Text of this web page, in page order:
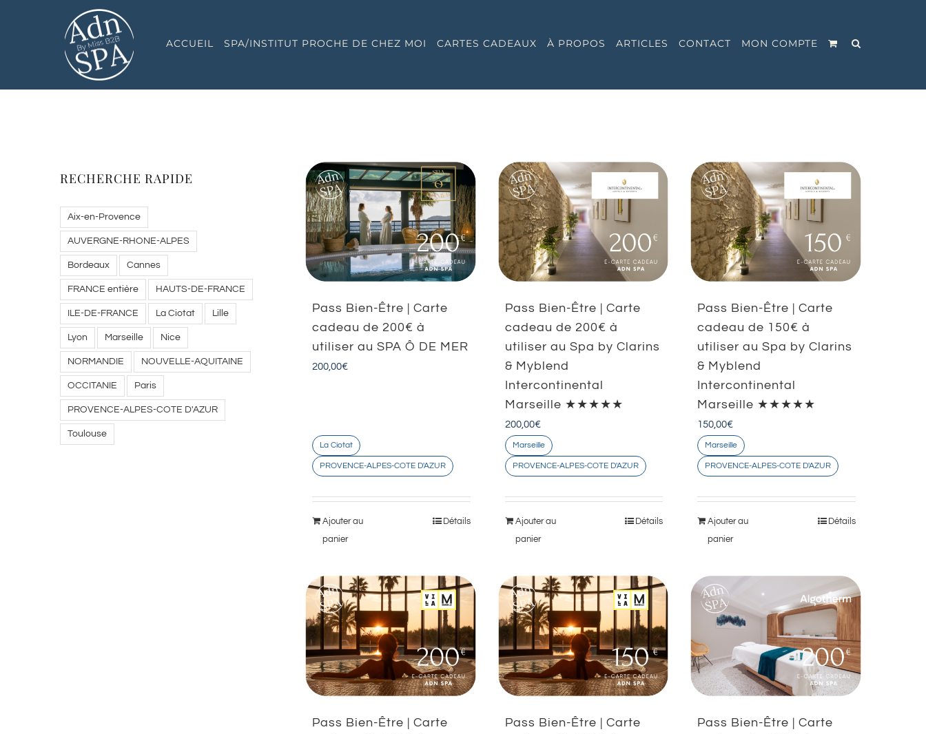
ACCUEIL SPA/INSTITUT PROCHE DE CHEZ MOI CARTES CADEAUX À PROPOS ARTICLES CONTACT MON COMPTE
Pass Bien-Être | Carte
cadeau de 200€ à
utiliser au SPA Ô DE MER
200,00€
La Ciotat
PROVENCE-ALPES-COTE D'AZUR
Ajouter au
panier
Détails
Pass Bien-Être | Carte
cadeau de 200€ à
utiliser au Spa by Clarins
& Myblend
Intercontinental
Marseille ★★★★★
200,00€
Marseille
PROVENCE-ALPES-COTE D'AZUR
Ajouter au
panier
Détails
Pass Bien-Être | Carte
cadeau de 150€ à
utiliser au Spa by Clarins
& Myblend
Intercontinental
Marseille ★★★★★
150,00€
Marseille
PROVENCE-ALPES-COTE D'AZUR
Ajouter au
panier
Détails
Pass Bien-Être | Carte
Pass Bien-Être | Carte
Pass Bien-Être | Carte
RECHERCHE RAPIDE
Aix-en-Provence
AUVERGNE-RHONE-ALPES
Bordeaux Cannes
FRANCE entière HAUTS-DE-FRANCE
ILE-DE-FRANCE La Ciotat Lille
Lyon Marseille Nice
NORMANDIE NOUVELLE-AQUITAINE
OCCITANIE Paris
PROVENCE-ALPES-COTE D'AZUR
Toulouse